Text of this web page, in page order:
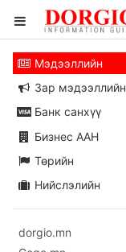
Мэдээллийн
Зар мэдээллийн
Банк санхүү
Бизнес ААН
Төрийн
Нийслэлийн
dorgio.mn